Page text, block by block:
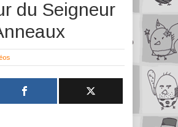
du Seigneur